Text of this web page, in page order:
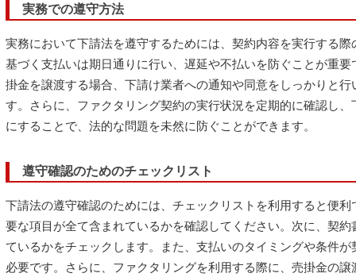
実務での遵守方法
実務において下請法を遵守するためには、契約内容を実行する
基づく支払いは期日通りに行い、遅延や不払いを防ぐことが重
掛金を譲渡する場合、下請け業者への通知や同意をしっかりと
す。さらに、ファクタリング契約の実行状況を定期的に確認し
にすることで、法的な問題を未然に防ぐことができます。
遵守確認のためのチェックリスト
下請法の遵守確認のためには、チェックリストを利用すると便
要な項目が全て含まれているかを確認してください。次に、契
ているかをチェックします。また、支払いのタイミングや条件
必要です。さらに、ファクタリングを利用する際に、売掛金の